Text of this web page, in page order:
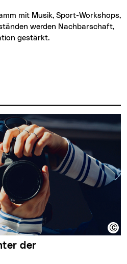
werden Nachbarschaft,
gestärkt.